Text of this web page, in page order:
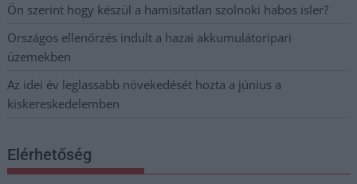
Ön szerint hogy készül a hamisítatlan szolnoki habos isler?
Országos ellenőrzés indult a hazai akkumulátoripari
üzemekben
Az idei év leglassabb növekedését hozta a június a
kiskereskedelemben
Elérhetőség